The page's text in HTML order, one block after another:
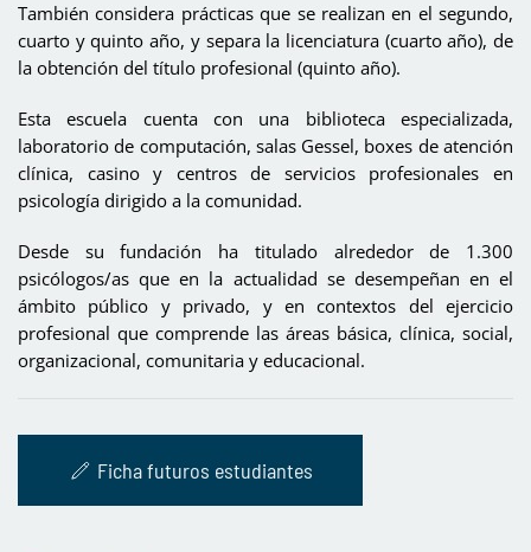
También considera prácticas que se realizan en el segundo,
cuarto y quinto año, y separa la licenciatura (cuarto año), de
la obtención del título profesional (quinto año).
Esta escuela cuenta con una biblioteca especializada,
laboratorio de computación, salas Gessel, boxes de atención
clínica, casino y centros de servicios profesionales en
psicología dirigido a la comunidad.
Desde su fundación ha titulado alrededor de 1.300
psicólogos/as que en la actualidad se desempeñan en el
ámbito público y privado, y en contextos del ejercicio
profesional que comprende las áreas básica, clínica, social,
organizacional, comunitaria y educacional.
Ficha futuros estudiantes